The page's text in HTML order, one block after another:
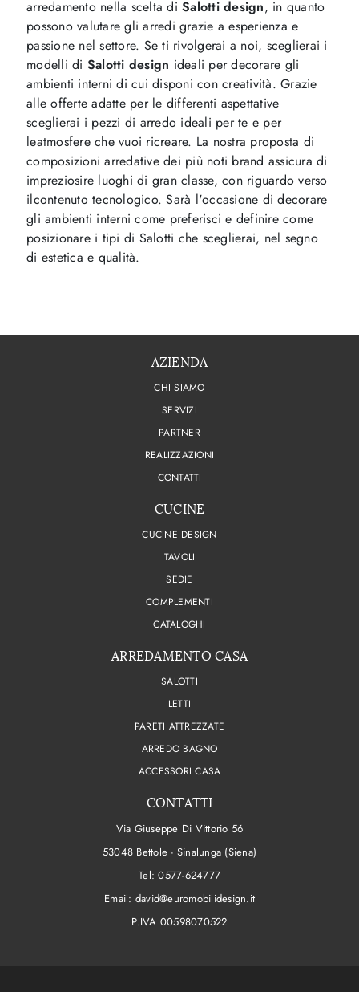
arredamento nella scelta diSalotti design, in quanto
possono valutare gli arredi grazie a esperienza e
passione nel settore. Se ti rivolgerai a noi, sceglierai i
modelli di Salotti design ideali per decorare gli
ambienti interni di cui disponi con creatività. Grazie
alle offerte adatte per le differenti aspettative
sceglierai i pezzi di arredo ideali per te e per
leatmosfere che vuoi ricreare. La nostra proposta di
composizioni arredative dei più noti brand assicura di
impreziosire luoghi di gran classe, con riguardo verso
ilcontenuto tecnologico. Sarà l'occasione di decorare
gli ambienti interni come preferisci e definire come
posizionare i tipi di Salotti che sceglierai, nel segno
di estetica e qualità.
AZIENDA
CHI SIAMO
SERVIZI
PARTNER
REALIZZAZIONI
CONTATTI
CUCINE
CUCINE DESIGN
TAVOLI
SEDIE
COMPLEMENTI
CATALOGHI
ARREDAMENTO CASA
SALOTTI
LETTI
PARETI ATTREZZATE
ARREDO BAGNO
ACCESSORI CASA
CONTATTI
Via Giuseppe Di Vittorio 56
53048 Bettole - Sinalunga (Siena)
Tel:0577-624777
Email: david@euromobilidesign.it
P.IVA 00598070522